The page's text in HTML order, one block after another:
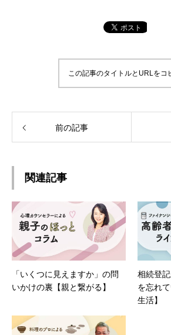
この記事のタイトルとURLをコ
前の記事
関連記事
「いくつに見えますか」の問
いかけの裏【親と繋がる】
相続登
を忘れ
生活】